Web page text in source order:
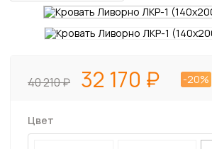
40 210 32 170 -20%
Цвет